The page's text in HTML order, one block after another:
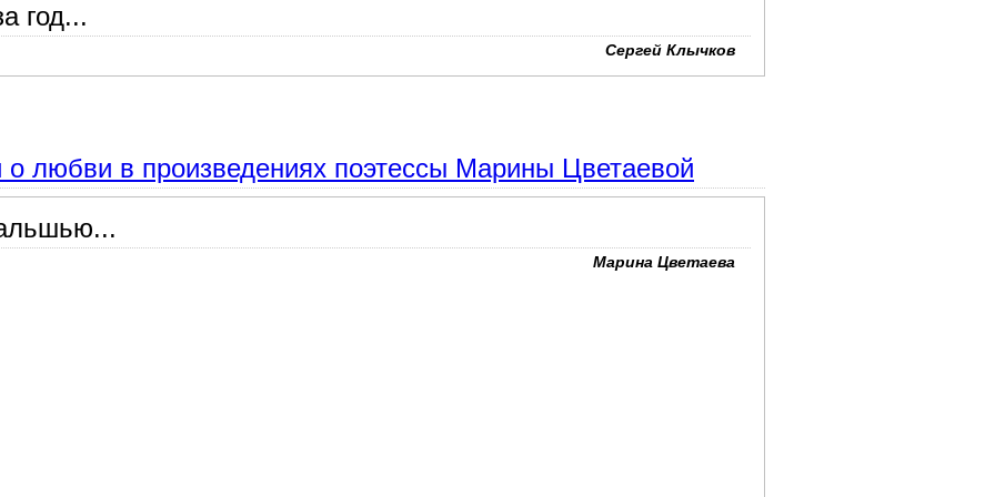
год...
Сергей Клычков
любви в произведениях поэтессы Марины Цветаевой
Марина Цветаева